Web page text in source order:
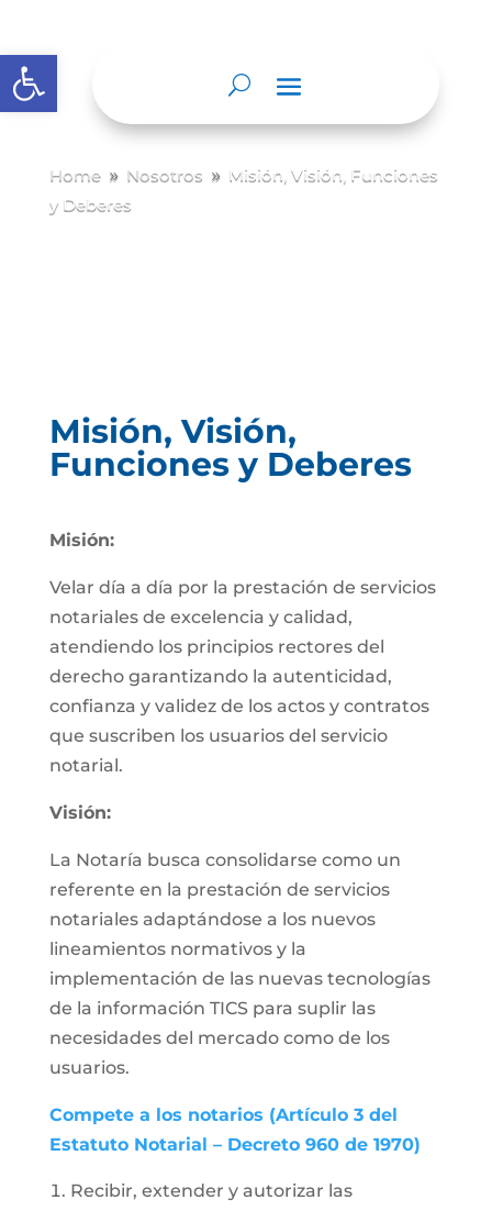
Abrir barra de herramientas
Home 9 Nosotros 9 Misión, Visión, Funciones
y Deberes
Misión, Visión,
Funciones y Deberes
Misión:
Velar día a día por la prestación de servicios
notariales de excelencia y calidad,
atendiendo los principios rectores del
derecho garantizando la autenticidad,
confianza y validez de los actos y contratos
que suscriben los usuarios del servicio
notarial.
Visión:
La Notaría busca consolidarse como un
referente en la prestación de servicios
notariales adaptándose a los nuevos
lineamientos normativos y la
implementación de las nuevas tecnologías
de la información TICS para suplir las
necesidades del mercado como de los
usuarios.
Compete a los notarios (Artículo 3 del
Estatuto Notarial – Decreto 960 de 1970)
Recibir, extender y autorizar las